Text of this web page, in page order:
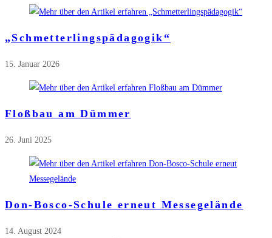
„Schmetterlingspädagogik“
15. Januar 2026
Floßbau am Dümmer
26. Juni 2025
Don-Bosco-Schule erneut Messegelände
14. August 2024